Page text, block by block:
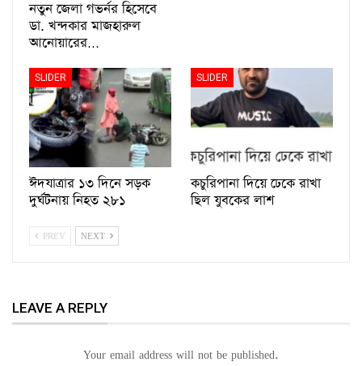
নতুন জেলা গভর্নর হিসেবে
ডা. খন্দকার মাজহারুল
আনোয়ারের…
SLIDER
ঈদযাত্রার ১৩ দিনে সড়ক
দুর্ঘটনায় নিহত ২৮১
SLIDER
কচুরিপানা দিয়ে ঢেকে রাখা
ছিল যুবকের লাশ
PREV NEXT
LEAVE A REPLY
Your email address will not be published.